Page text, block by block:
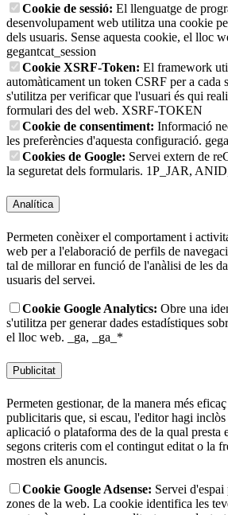
Cookie de sessió: El llenguatge de
desenvolupament web utilitza una cookie
dels usuaris. Sense aquesta cookie, el lloc
gegantcat_session
Cookie XSRF-Token: El framework
automàticament un token CSRF per a cada
s'utilitza per verificar que l'usuari és qui
formulari des del web. XSRF-TOKEN
Cookie de consentiment: Informació
les preferències d'aquesta configuració.
Cookies de Google: Servei extern de
la seguretat dels formularis. 1P_JAR,
Analítica
Permeten conèixer el comportament i
web per a l'elaboració de perfils de
tal de millorar en funció de l'anàlisi de les
usuaris del servei.
Cookie Google Analytics: Obre una
s'utilitza per generar dades estadístiques
el lloc web.
_ga, _ga_*
Publicitat
Permeten gestionar, de la manera més
publicitaris que, si escau, l'editor hagi
aplicació o plataforma des de la qual presta
segons criteris com el contingut editat o la
mostren els anuncis.
Cookie Google Adsense: Servei
zones de la web. La cookie identifica les